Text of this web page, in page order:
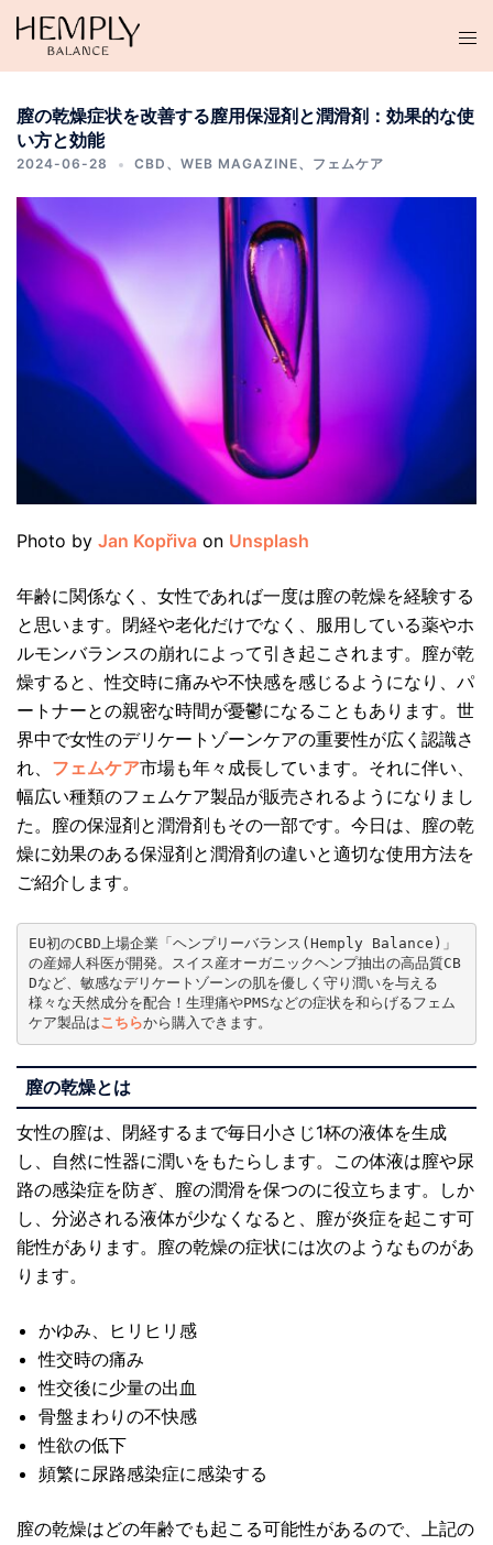
テ
膣の乾燥症状を改善する膣用保湿剤と潤滑剤：効果的な使
い方と効能
2024-06-28 CBD 、 WEB MAGAZINE、 フェムケア
Photo by Jan Kopřiva on Unsplash
年齢に関係なく、女性であれば一度は膣の乾燥を経験する
と思います。閉経や老化だけでなく、服用している薬やホ
ルモンバランスの崩れによって引き起こされます。膣が乾
燥すると、性交時に痛みや不快感を感じるようになり、パ
ートナーとの親密な時間が憂鬱になることもあります。世
界中で女性のデリケートゾーンケアの重要性が広く認識さ
れ、 フェムケア市場も年々成長しています。それに伴い、
幅広い種類のフェムケア製品が販売されるようになりまし
た。膣の保湿剤と潤滑剤もその一部です。今日は、膣の乾
燥に効果のある保湿剤と潤滑剤の違いと適切な使用方法を
ご紹介します。
EU初のCBD上場企業「ヘンプリーバランス(Hemply Balance)」
の産婦人科医が開発。スイス産オーガニックヘンプ抽出の高品質CB
Dなど、敏感なデリケートゾーンの肌を優しく守り潤いを与える
様々な天然成分を配合！生理痛やPMSなどの症状を和らげるフェム
ケア製品はこちらから購入できます。
膣の乾燥とは
女性の膣は、閉経するまで毎日小さじ1杯の液体を生成
し、自然に性器に潤いをもたらします。この体液は膣や尿
路の感染症を防ぎ、膣の潤滑を保つのに役立ちます。しか
し、分泌される液体が少なくなると、膣が炎症を起こす可
能性があります。膣の乾燥の症状には次のようなものがあ
ります。
かゆみ、ヒリヒリ感
性交時の痛み
性交後に少量の出血
骨盤まわりの不快感
性欲の低下
頻繁に尿路感染症に感染する
膣の乾燥はどの年齢でも起こる可能性があるので、上記の